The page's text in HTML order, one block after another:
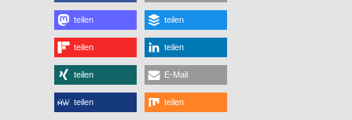
teilen teilen
teilen teilen
teilen E-Mail
teilen teilen